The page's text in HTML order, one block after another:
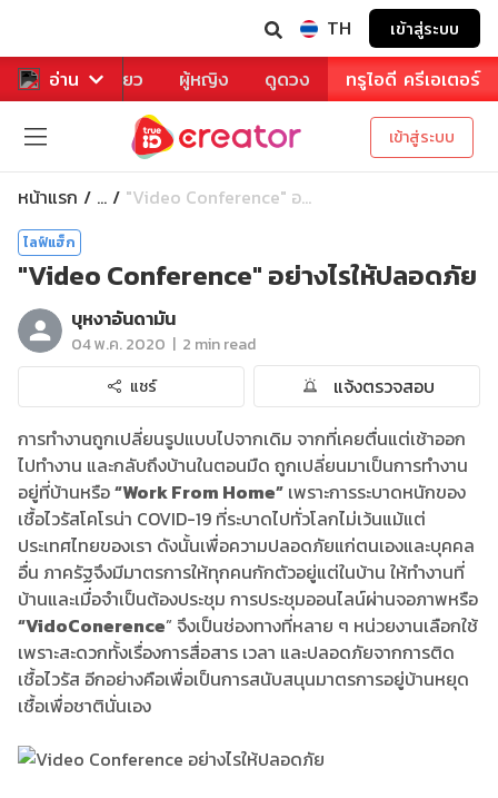
TH เข้าสู่ระบบ
อ่าน
หาร ท่องเที่ยว ผู้หญิง ดูดวง ทรูไอดี ครีเอเตอร์
เข้าสู่ระบบ
หน้าแรก ... "Video Conference" อ...
ไลฟ์แฮ็ก
"Video Conference" อย่างไรให้ปลอดภัย
บุหงาอันดามัน
04 พ.ค. 2020 | 2 min read
แชร์
แจ้งตรวจสอบ
การทำงานถูกเปลี่ยนรูปแบบไปจากเดิม จากที่เคยตื่นแต่เช้าออก
ไปทำงาน และกลับถึงบ้านในตอนมืด ถูกเปลี่ยนมาเป็นการทำงาน
อยู่ที่บ้านหรือ“Work From Home” เพราะการระบาดหนักของ
เชื้อไวรัสโคโรน่า COVID-19 ที่ระบาดไปทั่วโลกไม่เว้นแม้แต่
ประเทศไทยของเรา ดังนั้นเพื่อความปลอดภัยแก่ตนเองและบุคคล
อื่น ภาครัฐจึงมีมาตรการให้ทุกคนกักตัวอยู่แต่ในบ้าน ให้ทำงานที่
บ้านและเมื่อจำเป็นต้องประชุม การประชุมออนไลน์ผ่านจอภาพหรือ
“VidoConerence” จึงเป็นช่องทางที่หลาย ๆ หน่วยงานเลือกใช้
เพราะสะดวกทั้งเรื่องการสื่อสาร เวลา และปลอดภัยจากการติด
เชื้อไวรัส อีกอย่างคือเพื่อเป็นการสนับสนุนมาตรการอยู่บ้านหยุด
เชื้อเพื่อชาตินั่นเอง